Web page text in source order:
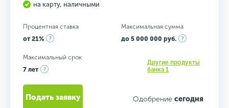
на карту, наличными
Процентная ставка
от 21%
Максимальная сумма
до 5 000 000 руб.
Максимальный срок
7 лет
Другие продукты
банка 1
Одобрение сегодня
Подать заявку